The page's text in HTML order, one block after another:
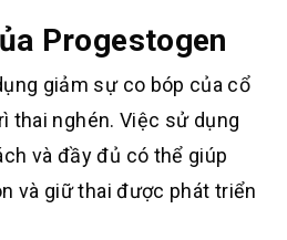
Progestogen
giảm sự co bóp của cổ
thai nghén. Việc sử dụng
và đầy đủ có thể giúp
và giữ thai được phát triển